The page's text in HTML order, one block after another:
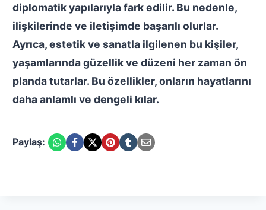
diplomatik yapılarıyla fark edilir. Bu nedenle,
ilişkilerinde ve iletişimde başarılı olurlar.
Ayrıca, estetik ve sanatla ilgilenen bu kişiler,
yaşamlarında güzellik ve düzeni her zaman ön
planda tutarlar. Bu özellikler, onların hayatlarını
daha anlamlı ve dengeli kılar.
Paylaş: